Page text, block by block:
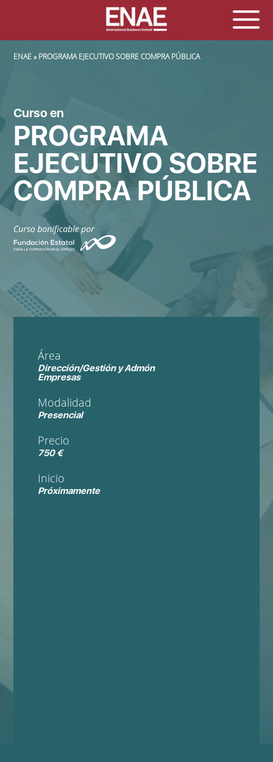
SOBRESCRIBIR ENLACES DE AYUDA A LA NAVEGACIÓN
ENAE PROGRAMA EJECUTIVO SOBRE COMPRA PÚBLICA
Curso en
PROGRAMA
EJECUTIVO SOBRE
COMPRA PÚBLICA
Área
Dirección/Gestión y Admón
Empresas
Modalidad
Presencial
Precio
750 €
Inicio
Próximamente